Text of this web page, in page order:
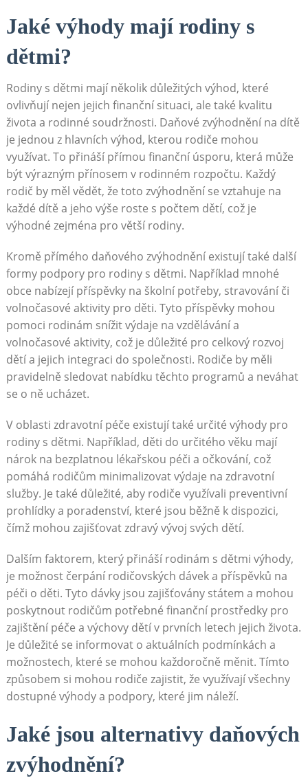
Jaké výhody mají rodiny s
dětmi?
Rodiny s dětmi mají několik důležitých výhod, které
ovlivňují nejen jejich finanční situaci, ale také kvalitu
života a rodinné soudržnosti. Daňové zvýhodnění na dítě
je jednou z hlavních výhod, kterou rodiče mohou
využívat. To přináší přímou finanční úsporu, která může
být výrazným přínosem v rodinném rozpočtu. Každý
rodič by měl vědět, že toto zvýhodnění se vztahuje na
každé dítě a jeho výše roste s počtem dětí, což je
výhodné zejména pro větší rodiny.
Kromě přímého daňového zvýhodnění existují také další
formy podpory pro rodiny s dětmi. Například mnohé
obce nabízejí příspěvky na školní potřeby, stravování či
volnočasové aktivity pro děti. Tyto příspěvky mohou
pomoci rodinám snížit výdaje na vzdělávání a
volnočasové aktivity, což je důležité pro celkový rozvoj
dětí a jejich integraci do společnosti. Rodiče by měli
pravidelně sledovat nabídku těchto programů a neváhat
se o ně ucházet.
V oblasti zdravotní péče existují také určité výhody pro
rodiny s dětmi. Například, děti do určitého věku mají
nárok na bezplatnou lékařskou péči a očkování, což
pomáhá rodičům minimalizovat výdaje na zdravotní
služby. Je také důležité, aby rodiče využívali preventivní
prohlídky a poradenství, které jsou běžně k dispozici,
čímž mohou zajišťovat zdravý vývoj svých dětí.
Dalším faktorem, který přináší rodinám s dětmi výhody,
je možnost čerpání rodičovských dávek a příspěvků na
péči o děti. Tyto dávky jsou zajišťovány státem a mohou
poskytnout rodičům potřebné finanční prostředky pro
zajištění péče a výchovy dětí v prvních letech jejich života.
Je důležité se informovat o aktuálních podmínkách a
možnostech, které se mohou každoročně měnit. Tímto
způsobem si mohou rodiče zajistit, že využívají všechny
dostupné výhody a podpory, které jim náleží.
Jaké jsou alternativy daňových
zvýhodnění?